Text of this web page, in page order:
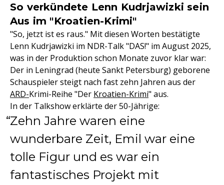
So verkündete Lenn Kudrjawizki sein
Aus im "Kroatien-Krimi"
"So, jetzt ist es raus." Mit diesen Worten bestätigte
Lenn Kudrjawizki im NDR-Talk "DAS!" im August 2025,
was in der Produktion schon Monate zuvor klar war:
Der in Leningrad (heute Sankt Petersburg) geborene
Schauspieler steigt nach fast zehn Jahren aus der
ARD-Krimi-Reihe "Der Kroatien-Krimi" aus.
In der Talkshow erklärte der 50-Jährige:
Zehn Jahre waren eine
wunderbare Zeit, Emil war eine
tolle Figur und es war ein
fantastisches Projekt mit